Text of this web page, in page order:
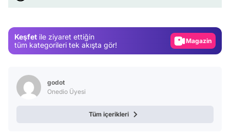
Keşfet ile ziyaret ettiğin
tüm kategorileri tek akışta gör!
Test
Magazin
godot
Onedio Üyesi
Tüm içerikleri